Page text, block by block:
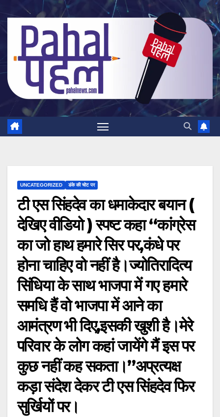
to
UNCATEGORIZED डंके की चोट पर
टी एस सिंहदेव का धमाकेदार बयान (
देखिए वीडियो ) स्पष्ट कहा “कांग्रेस
का जो हाथ हमारे सिर पर,कंधे पर
होना चाहिए वो नहीं है।ज्योतिरादित्य
सिंधिया के साथ भाजपा में गए हमारे
समधि हैं वो भाजपा में आने का
आमंत्रण भी दिए,इसकी खुशी है।मेरे
परिवार के लोग कहां जायेंगे मैं इस पर
कुछ नहीं कह सकता।”अप्रत्यक्ष
कड़ा संदेश देकर टी एस सिंहदेव फिर
सुर्खियों पर।